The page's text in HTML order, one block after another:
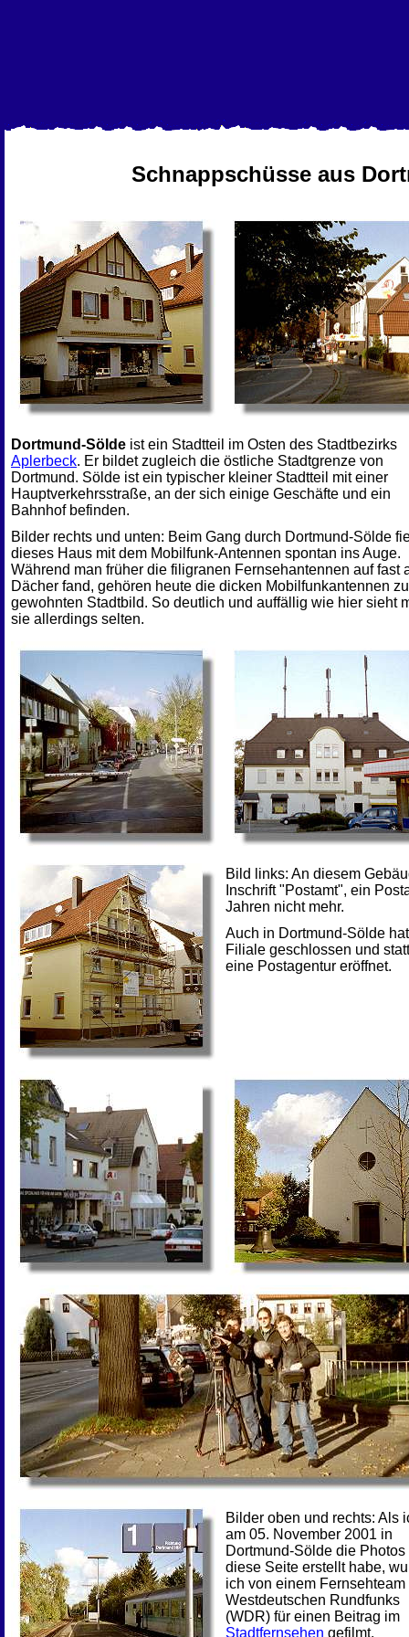
Schnappschüsse aus
Dortmund-Sölde ist ein Stadtteil im Osten des Stadtbezirks
Aplerbeck. Er bildet zugleich die östliche Stadtgrenze von
Dortmund. Sölde ist ein typischer kleiner Stadtteil mit einer
Hauptverkehrsstraße, an der sich einige Geschäfte und ein
Bahnhof befinden.
Bilder rechts und unten: Beim Gang durch Dortmund-Sölde
dieses Haus mit dem Mobilfunk-Antennen spontan ins Auge.
Während man früher die filigranen Fernsehantennen auf fast
Dächer fand, gehören heute die dicken Mobilfunkantennen
gewohnten Stadtbild. So deutlich und auffällig wie hier sieht
sie allerdings selten.
Bild links: An diesem
Inschrift "Postamt", ein
Jahren nicht mehr.
Auch in Dortmund-Sölde
Filiale geschlossen und
eine Postagentur eröffnet.
Bilder oben und rechts: Als
am 05. November 2001 in
Dortmund-Sölde die Photos
diese Seite erstellt habe,
ich von einem Fernsehteam
Westdeutschen Rundfunks
(WDR) für einen Beitrag im
Stadtfernsehen gefilmt.